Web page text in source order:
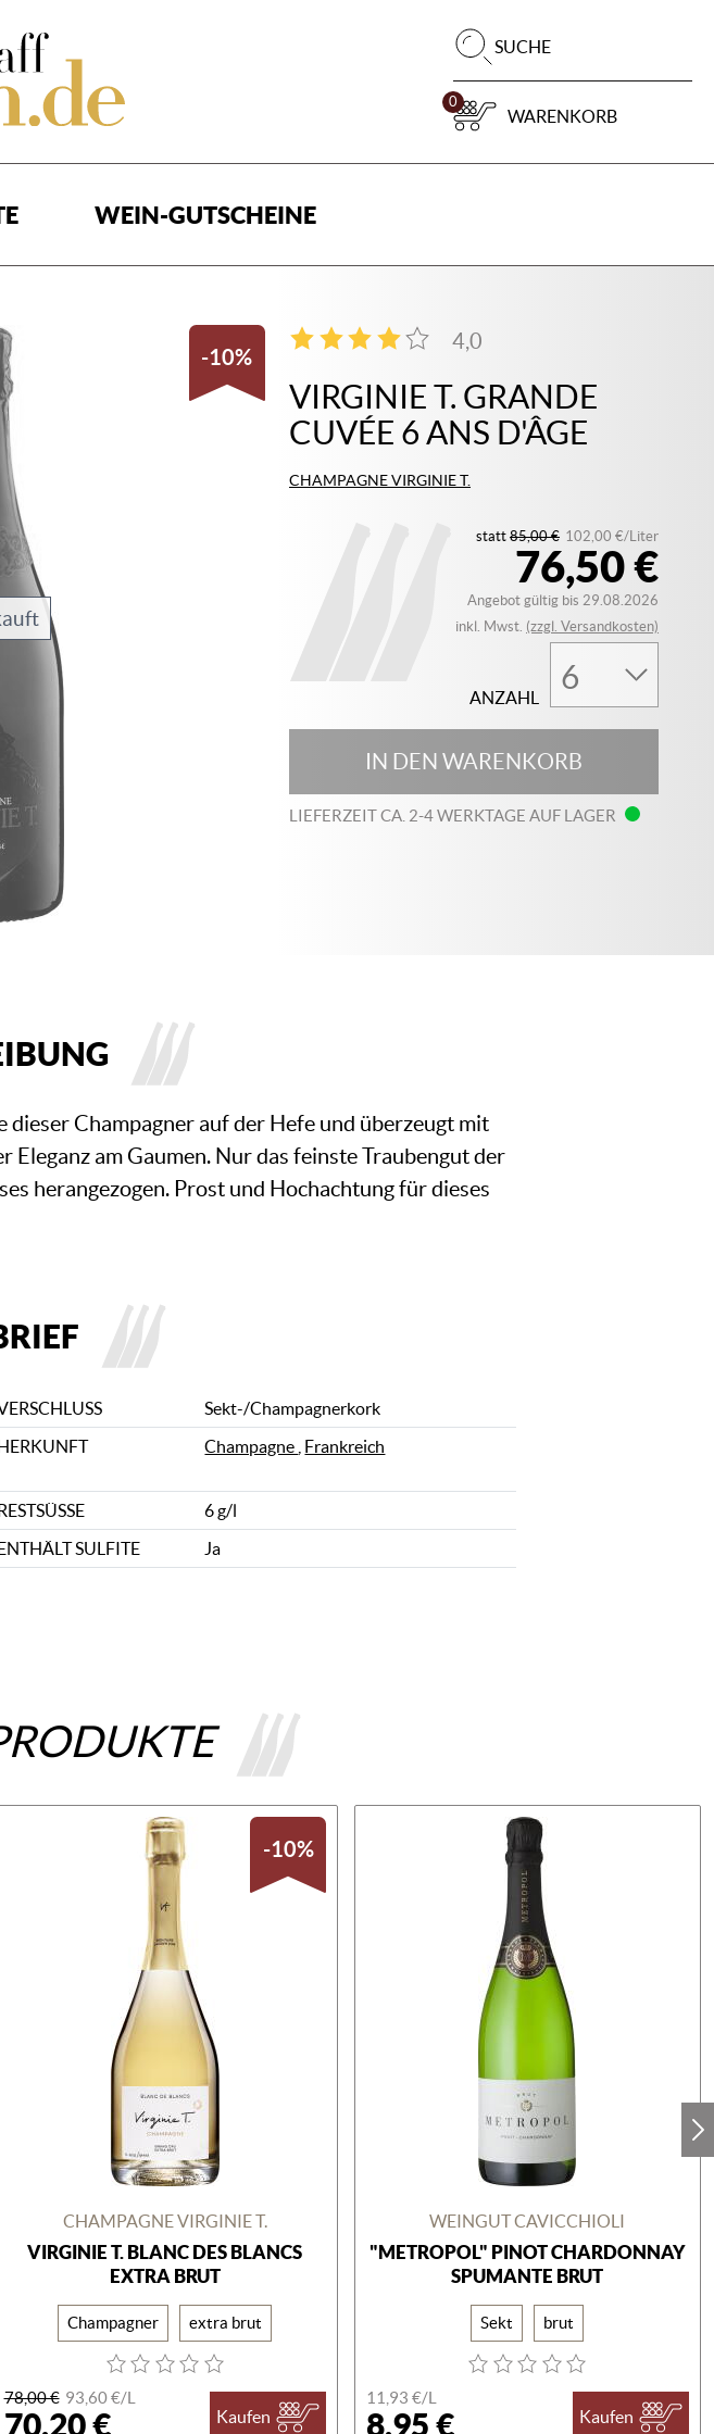
SUCHE
0
WARENKORB
WEIN-GUTSCHEINE
-10%
VIRGINIE T. GRANDE
CUVÉE 6 ANS D'ÂGE
CHAMPAGNE VIRGINIE T.
4,0
2
76,50 €
statt85,00 € 102,00 €/Liter
Angebot gültig bis 29.08.2026
inkl. Mwst. (zzgl. Versandkosten)
ANZAHL
IN DEN WARENKORB
LIEFERZEIT CA. 2-4 WERKTAGE AUF LAGER
dieser Champagner auf der Hefe und überzeugt mit
am Gaumen. Nur das feinste Traubengut der
herangezogen. Prost und Hochachtung für dieses
Sekt-/Champagnerkork
Champagne Frankreich
6 g/l
SULFITE
Ja
-10%
CHAMPAGNE VIRGINIE T.
VIRGINIE T. BLANC DES BLANCS
EXTRA BRUT
Champagner extra brut
78,00 € 93,60 €/L
70,20 € Kaufen
WEINGUT CAVICCHIOLI
"METROPOL" PINOT CHARDONNAY
SPUMANTE BRUT
Sekt brut
11,93 €/L
8,95 € Kaufen